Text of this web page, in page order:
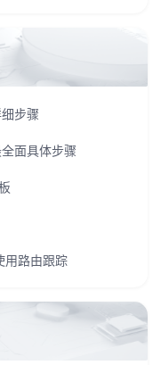
步骤
面具体步骤
用路由跟踪